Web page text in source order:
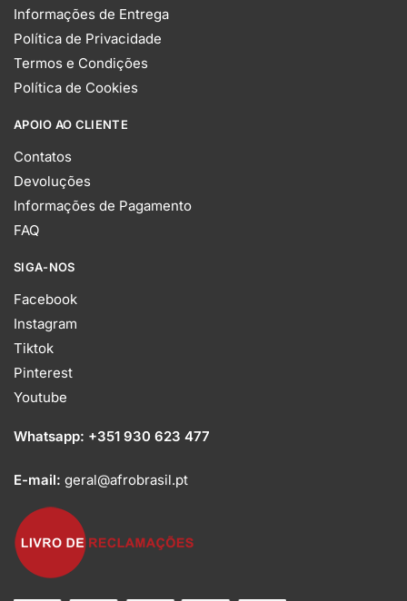
Informações de Entrega
Política de Privacidade
Termos e Condições
Política de Cookies
APOIO AO CLIENTE
Contatos
Devoluções
Informações de Pagamento
FAQ
SIGA-NOS
Facebook
Instagram
Tiktok
Pinterest
Youtube
Whatsapp: +351 930 623 477
E-mail: geral@afrobrasil.pt